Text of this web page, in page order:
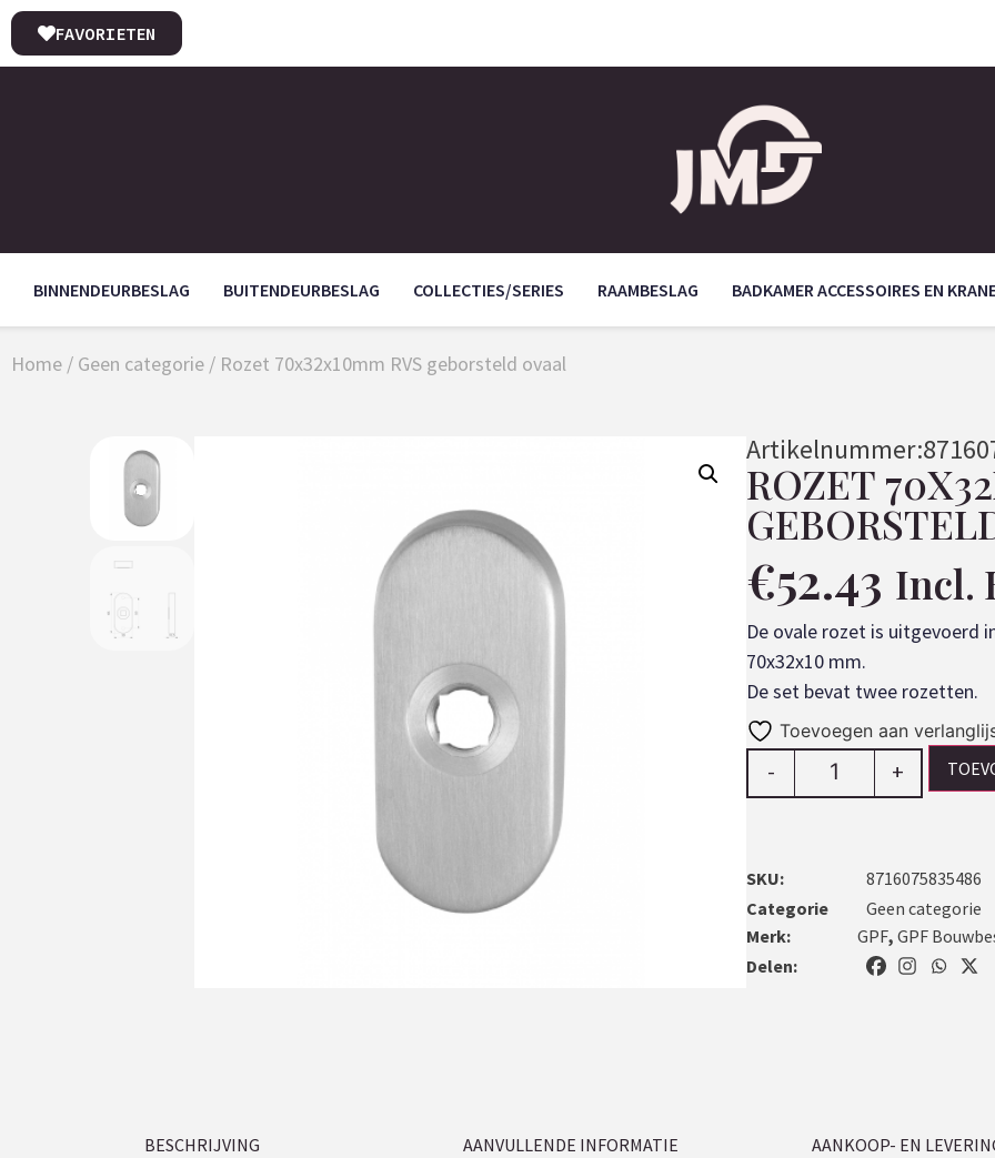
FAVORIETEN
BINNENDEURBESLAG BUITENDEURBESLAG COLLECTIES/SERIES RAAMBESLAG BADKAMER ACCESSOIRES EN
Home / Geen categorie / Rozet 70x32x10mm RVS geborsteld ovaal
Artikelnummer:
ROZET
€52.43 Incl.
De ovale rozet is uitgevoerd
70x32x10 mm.
De set bevat twee rozetten.
Toevoegen aan
- +
SKU:
8716075835486
Categorie
Geen categorie
Merk:
GPF, GPF
Delen:
BESCHRIJVING AANVULLENDE INFORMATIE AANKOOP- EN